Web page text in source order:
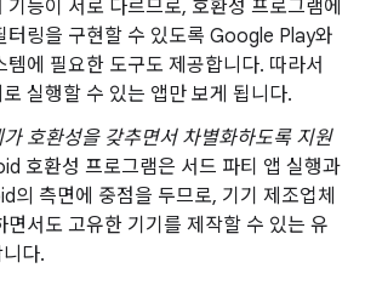
기능이 서로 다르므로, 호환성 프로그램에
터링을 구현할 수 있도록 Google Play와
템에 필요한 도구도 제공합니다. 따라서
실행할 수 있는 앱만 보게 됩니다.
호환성을 갖추면서 차별화하도록 지원
호환성 프로그램은 서드 파티 앱 실행과
의 측면에 중점을 두므로, 기기 제조업체
면서도 고유한 기기를 제작할 수 있는 유
다.